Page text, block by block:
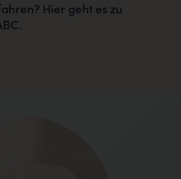
Hier geht es zu